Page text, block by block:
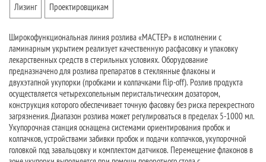
Лизинг Проектировщикам
Широкофункциональная линия розлива «МАСТЕР» в исполнении с
ламинарным укрытием реализует качественную расфасовку и упаковку
лекарственных средств в стерильных условиях. Оборудование
предназначено для розлива препаратов в стеклянные флаконы и
двухэтапной укупорки (пробками и колпачками flip-off). Розлив продукта
осуществляется четырехсопельным перистальтическим дозатором,
конструкция которого обеспечивает точную фасовку без риска перекрестного
загрязнения. Диапазон розлива может регулироваться в пределах 5-1000 мл.
Укупорочная станция оснащена системами ориентирования пробок и
колпачков, устройствами забивки пробок и подачи колпачков, укупорочной
головкой под завальцовку и комплектом датчиков. Перемещение флаконов в